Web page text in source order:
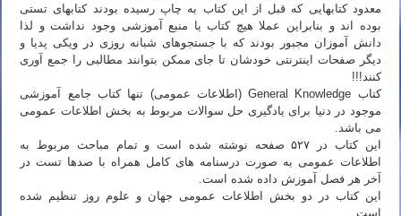
معدود کتابهایی که قبل از این کتاب به چاپ رسیده بودند کتابهای تستی
بوده اند و بنابراین عملا هیچ کتاب یا منبع آموزشی وجود نداشت و لذا
دانش آموزان مجبور بودند که با جستجوهای شبانه روزی در ویکی پدیا و
دیگر صفحات اینترنتی خودشان تا جای ممکن بتوانند مطالبی را جمع آوری
کنند!!!
کتاب General Knowledge (اطلاعات عمومی) تنها کتاب جامع آموزشی
موجود در دنیا برای یادگیری حل سوالات مربوط به بخش اطلاعات عمومی
می باشد.
این کتاب در ۵۲۷ صفحه نوشته شده است و تمام مباحث مربوط به
اطلاعات عمومی به صورت درسنامه های کامل همراه با صدها تست در
آخر هر فصل آموزش داده شده است.
این کتاب در دو بخش اطلاعات عمومی جهان و علوم روز تنظیم شده
است.